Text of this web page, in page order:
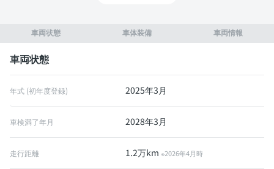
車両状態 車体装備 車両情報
車両状態
年式 (初年度登録) 2025年3月
車検満了年月 2028年3月
走行距離 1.2万km※2026年4月時